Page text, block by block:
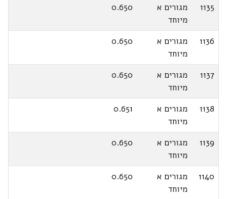
1135
מגורים א
מיוחד
0.650
1136
מגורים א
מיוחד
0.650
1137
מגורים א
מיוחד
0.650
1138
מגורים א
מיוחד
0.651
1139
מגורים א
מיוחד
0.650
1140
מגורים א
מיוחד
0.650